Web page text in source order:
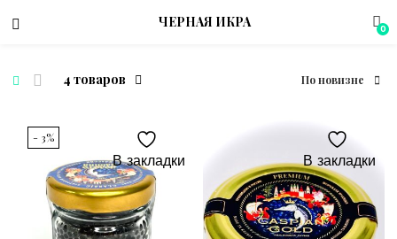
ЧЕРНАЯ ИКРА 0
По новизне
4 товаров
- 3%
В закладки
В закладки